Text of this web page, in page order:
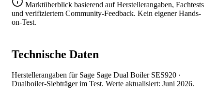
Marktüberblick basierend auf Herstellerangaben, Fachtests
und verifiziertem Community-Feedback. Kein eigener Hands-
on-Test.
Technische Daten
Herstellerangaben für Sage Sage Dual Boiler SES920 ·
Dualboiler-Siebträger im Test. Werte aktualisiert: Juni 2026.